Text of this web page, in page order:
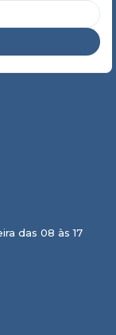
das 08 às 17